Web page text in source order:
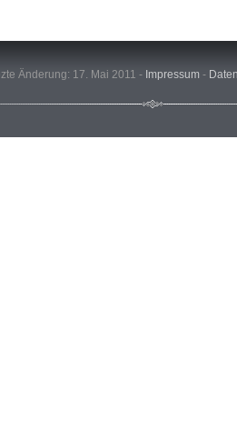
Änderung: 17. Mai 2011 - Impressum -